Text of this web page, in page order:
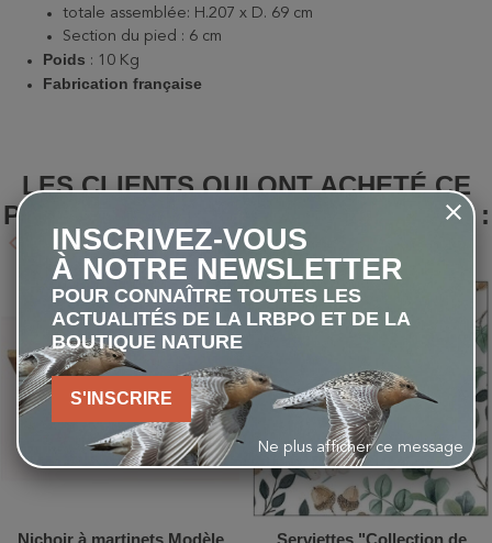
totale assemblée: H.207 x D. 69 cm
Section du pied : 6 cm
Poids : 10 Kg
Fabrication française
LES CLIENTS QUI ONT ACHETÉ CE
PRODUIT ONT ÉGALEMENT ACHETÉ :
Précédent
keyboard_arrow_left Suivant
favorite_border
Nichoir à martinets Modèle
Serviettes "Collection de
INSCRIVEZ-VOUS
À NOTRE NEWSLETTER
POUR CONNAÎTRE TOUTES LES
ACTUALITÉS DE LA LRBPO ET DE LA
BOUTIQUE NATURE
S'INSCRIRE
Ne plus afficher ce message